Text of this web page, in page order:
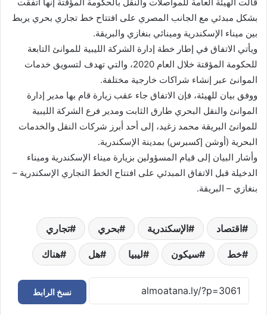
قالت الهيئة العامة للمواصلات والنقل بالحكومة المؤقتة إنها اتفقت
بشكل مبدئي مع الجانب المصري على افتتاح خط تجاري بحري يربط
بين ميناء الإسكندرية ومينائي بنغازي والبريقة.
ويأتي الاتفاق في إطار خطة إدارة الشركة الليبية للموانئ التابعة
للحكومة المؤقتة خلال العام 2020، والتي تهدف لتسويق خدمات
الموانئ عبر إنشاء شراكات خارجية مختلفة.
ووفق بيان للهيئة، فإن الاتفاق جاء عقب زيارة قام بها مدير إدارة
الموانئ والنقل البحري طارق الثابت ومدير فرع الشركة الليبية
للموانئ البريقة محمد زغيد، إلى أحد أبرز شركات النقل والخدمات
البحرية (أوشن إكسبرس) بمدينة الإسكندرية.
وأشار البيان إلى قيام المسؤولين بزيارة ميناء الإسكندرية وميناء
الدخيلة قبل الاتفاق المبدئي على افتتاح الخط التجاري الإسكندرية –
بنغازي – البريقة.
اقتصاد الإسكندرية بحري تجاري
خط سيكون ليبيا هل هناك
نسخ الرابط